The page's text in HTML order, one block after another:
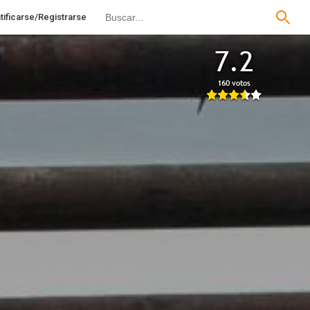
Registrarse
7.2
160 votos